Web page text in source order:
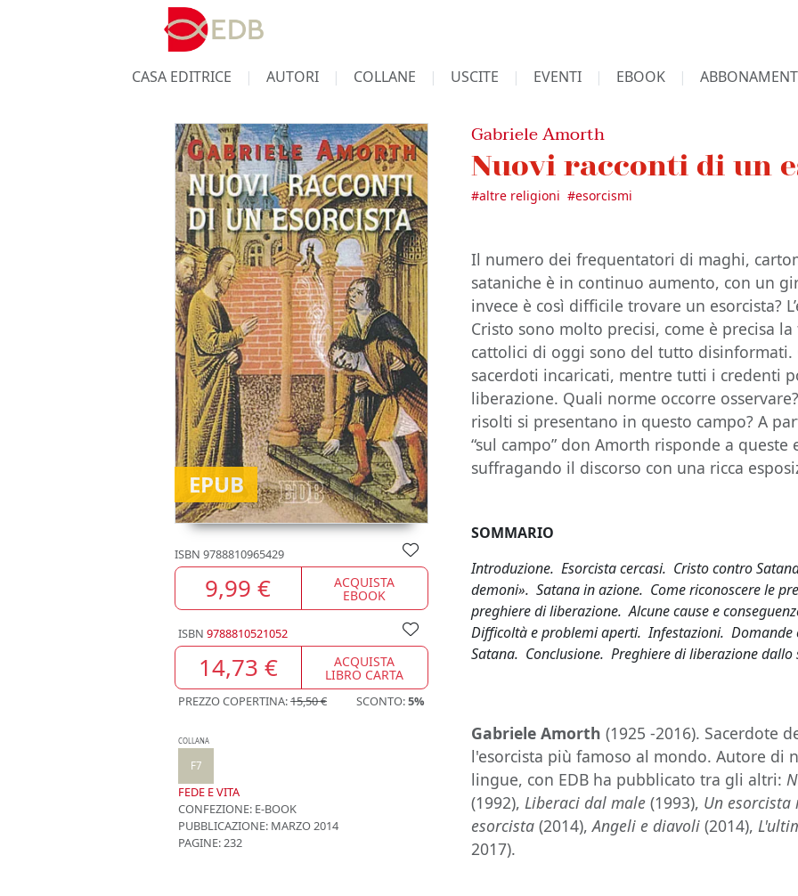
CASA EDITRICE AUTORI COLLANE USCITE EVENTI EBOOK
EPUB
ISBN 9788810965429
9,99 € ACQUISTA
EBOOK
ISBN 9788810521052
14,73 € ACQUISTA
LIBRO CARTA
PREZZO COPERTINA:15,50 € SCONTO:5%
COLLANA
F7
FEDE E VITA
CONFEZIONE: E-BOOK
PUBBLICAZIONE: MARZO 2014
PAGINE: 232
Gabriele Amorth
Nuovi racconti di un
#altre religioni #esorcismi
Il numero dei frequentatori di maghi,
sataniche è in continuo aumento, con un
invece è così difficile trovare un esorcista?
Cristo sono molto precisi, come è precisa
cattolici di oggi sono del tutto disinformati.
sacerdoti incaricati, mentre tutti i credenti
liberazione. Quali norme occorre
risolti si presentano in questo campo? A
“sul campo” don Amorth risponde a
suffragando il discorso con una ricca
SOMMARIO
Introduzione. Esorcista cercasi. Cristo contro
demoni». Satana in azione. Come riconoscere le
preghiere di liberazione. Alcune cause e
Difficoltà e problemi aperti. Infestazioni. Domande
Satana. Conclusione. Preghiere di liberazione dallo
Gabriele Amorth(1925 -2016). Sacerdote
l'esorcista più famoso al mondo. Autore
lingue, con EDB ha pubblicato tra gli altri:
(1992),Liberaci dal male (1993), Un esorcista
esorcista (2014),Angeli e diavoli (2014),
2017).